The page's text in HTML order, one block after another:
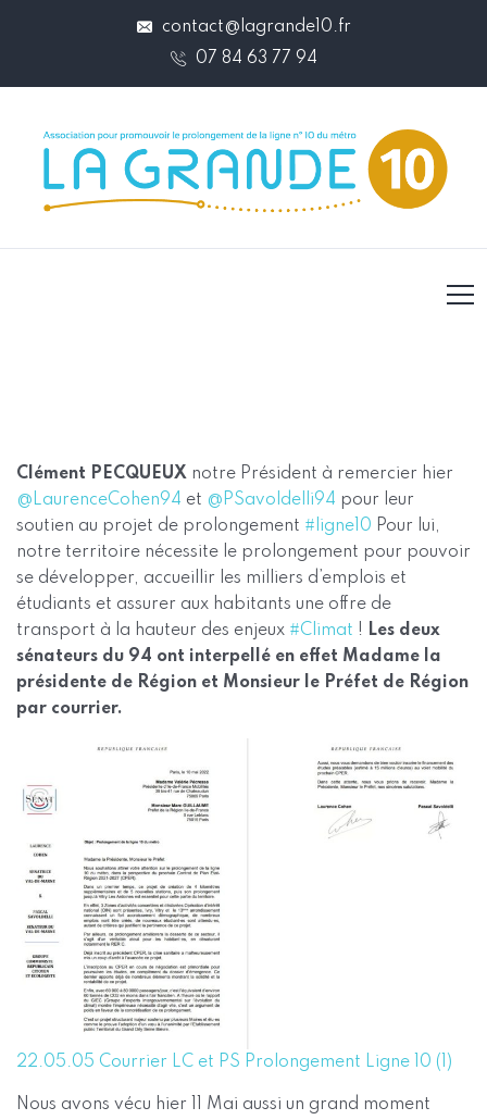
contact@lagrande10.fr
07 84 63 77 94
Clément PECQUEUX notre Président à remercier hier
@LaurenceCohen94 et @PSavoldelli94 pour leur
soutien au projet de prolongement #ligne10 Pour lui,
notre territoire nécessite le prolongement pour pouvoir
se développer, accueillir les milliers d’emplois et
étudiants et assurer aux habitants une offre de
transport à la hauteur des enjeux #Climat ! Les deux
sénateurs du 94 ont interpellé en effet Madame la
présidente de Région et Monsieur le Préfet de Région
par courrier.
22.05.05 Courrier LC et PS Prolongement Ligne 10 (1)
Nous avons vécu hier 11 Mai aussi un grand moment